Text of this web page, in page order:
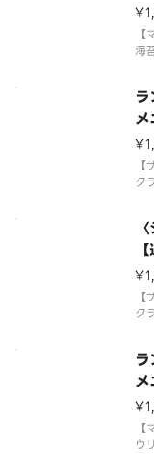
海
※
せ
メ
ク
※
ク
※
せ
メ
ウ